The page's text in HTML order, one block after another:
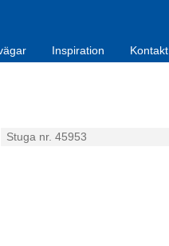
Inspiration Kontakt
Stuga nr. 45953